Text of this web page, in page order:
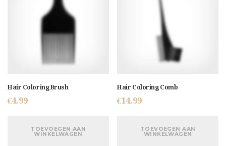
Hair Coloring Brush
€4.99
TOEVOEGEN AAN
WINKELWAGEN
Hair Coloring Comb
€14.99
TOEVOEGEN AAN
WINKELWAGEN